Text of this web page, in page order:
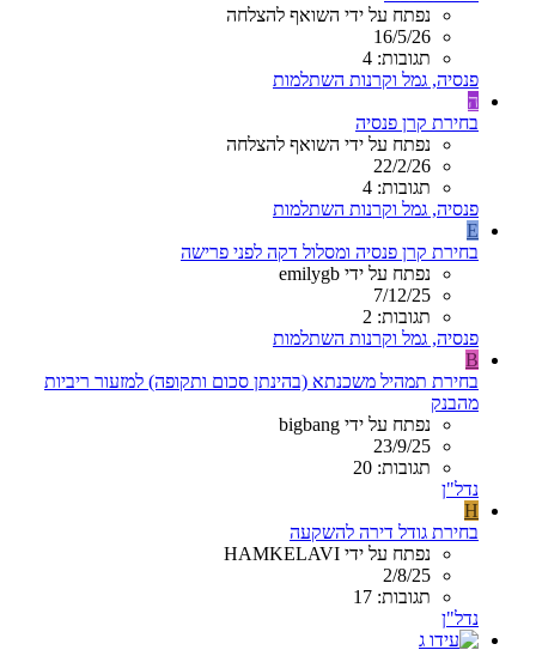
נפתח על ידי השואף להצלחה
16/5/26
תגובות: 4
פנסיה, גמל וקרנות השתלמות
ה
בחירת קרן פנסיה
נפתח על ידי השואף להצלחה
22/2/26
תגובות: 4
פנסיה, גמל וקרנות השתלמות
E
בחירת קרן פנסיה ומסלול דקה לפני פרישה
נפתח על ידי emilygb
7/12/25
תגובות: 2
פנסיה, גמל וקרנות השתלמות
B
בחירת תמהיל משכנתא (בהינתן סכום ותקופה) למזעור ריביות
מהבנק
נפתח על ידי bigbang
23/9/25
תגובות: 20
נדל"ן
H
בחירת גודל דירה להשקעה
נפתח על ידי HAMKELAVI
2/8/25
תגובות: 17
נדל"ן